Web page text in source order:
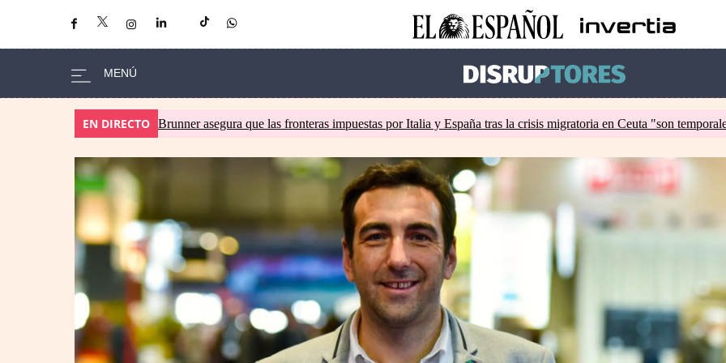
EN DIRECTO Brunner asegura que las fronteras impuestas por Italia y España tras la crisis migratoria en Ceuta "son